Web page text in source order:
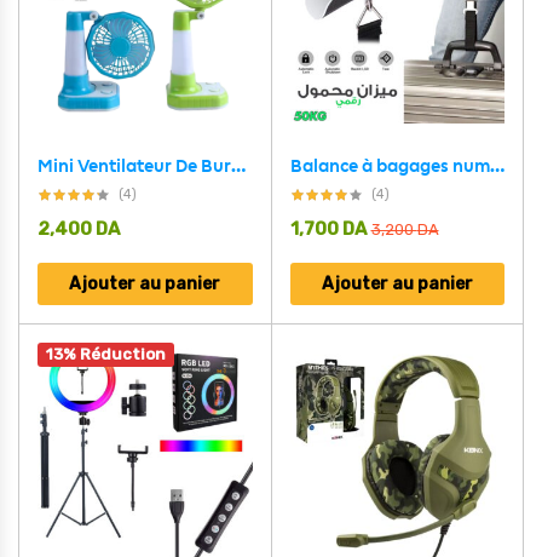
Mini Ventilateur De Bureau USB Rechargeable Avec Éclairage LED De Nuit YX-108
(4)
2,400 DA
Ajouter au panier
Balance à bagages numérique portable avec écran LCD 50kg
(4)
3,200DA
1,700 DA
Ajouter au panier
13% Réduction